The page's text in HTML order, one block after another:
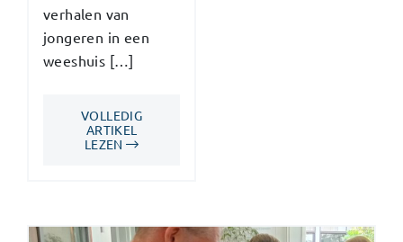
verhalen van
jongeren in een
weeshuis […]
VOLLEDIG
ARTIKEL
LEZEN